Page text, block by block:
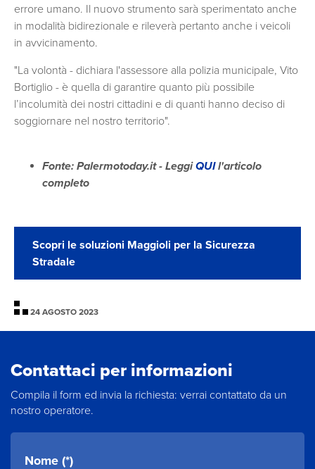
errore umano. Il nuovo strumento sarà sperimentato anche
in modalità bidirezionale e rileverà pertanto anche i veicoli
in avvicinamento.
"La volontà - dichiara l'assessore alla polizia municipale, Vito
Bortiglio - è quella di garantire quanto più possibile
l’incolumità dei nostri cittadini e di quanti hanno deciso di
soggiornare nel nostro territorio".
Fonte: Palermotoday.it - LeggiQUIl'articolo
completo
Scopri le soluzioni Maggioli per la Sicurezza
Stradale
24 AGOSTO 2023
Contattaci per informazioni
Compila il form ed invia la richiesta: verrai contattato da un
nostro operatore.
Nome (*)